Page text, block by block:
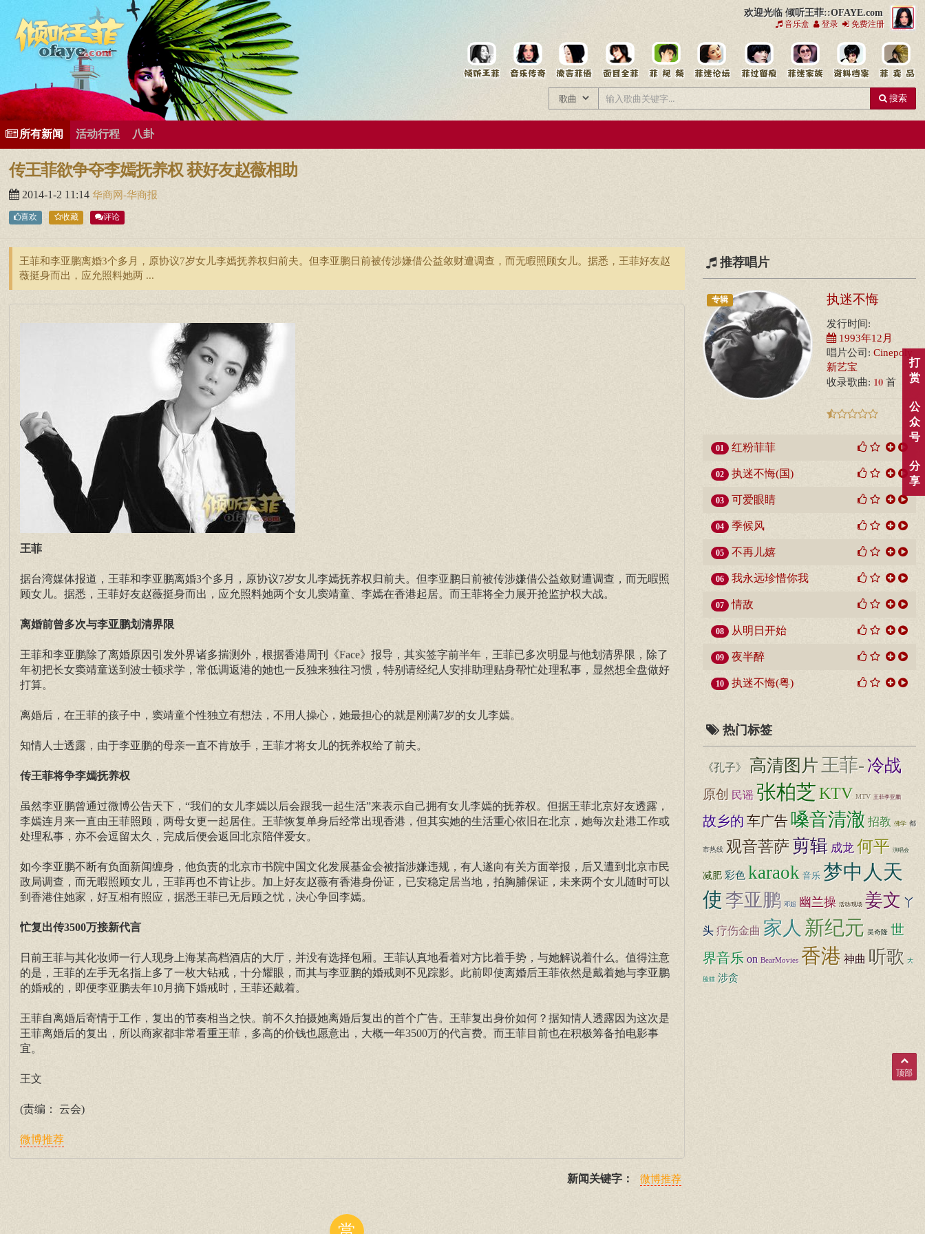
欢迎光临 倾听王菲::OFAYE.com
音乐盒 登录 免费注册
有歌曲专辑
王菲新闻王菲的精美图片王菲精彩视频王菲论坛给王菲留言用户中心王菲资料档案
搜索
所有新闻 活动行程 八卦
传王菲欲争夺李嫣抚养权 获好友赵薇相助
2014-1-2 11:14 华商网-华商报
喜欢 收藏 评论
王菲和李亚鹏离婚3个多月，原协议7岁女儿李嫣抚养权归前夫。但李亚鹏日前被传涉嫌借公益敛财遭调查，而无暇照顾女儿。据悉，王菲好友赵
薇挺身而出，应允照料她两 ...
王菲
据台湾媒体报道，王菲和李亚鹏离婚3个多月，原协议7岁女儿李嫣抚养权归前夫。但李亚鹏日前被传涉嫌借公益敛财遭调查，而无暇照
顾女儿。据悉，王菲好友赵薇挺身而出，应允照料她两个女儿窦靖童、李嫣在香港起居。而王菲将全力展开抢监护权大战。
离婚前曾多次与李亚鹏划清界限
王菲和李亚鹏除了离婚原因引发外界诸多揣测外，根据香港周刊《Face》报导，其实签字前半年，王菲已多次明显与他划清界限，除了
年初把长女窦靖童送到波士顿求学，常低调返港的她也一反独来独往习惯，特别请经纪人安排助理贴身帮忙处理私事，显然想全盘做好
打算。
离婚后，在王菲的孩子中，窦靖童个性独立有想法，不用人操心，她最担心的就是刚满7岁的女儿李嫣。
知情人士透露，由于李亚鹏的母亲一直不肯放手，王菲才将女儿的抚养权给了前夫。
传王菲将争李嫣抚养权
虽然李亚鹏曾通过微博公告天下，“我们的女儿李嫣以后会跟我一起生活”来表示自己拥有女儿李嫣的抚养权。但据王菲北京好友透露，
李嫣连月来一直由王菲照顾，两母女更一起居住。王菲恢复单身后经常出现香港，但其实她的生活重心依旧在北京，她每次赴港工作或
处理私事，亦不会逗留太久，完成后便会返回北京陪伴爱女。
如今李亚鹏不断有负面新闻缠身，他负责的北京市书院中国文化发展基金会被指涉嫌违规，有人遂向有关方面举报，后又遭到北京市民
政局调查，而无暇照顾女儿，王菲再也不肯让步。加上好友赵薇有香港身份证，已安稳定居当地，拍胸脯保证，未来两个女儿随时可以
到香港住她家，好互相有照应，据悉王菲已无后顾之忧，决心争回李嫣。
忙复出传3500万接新代言
日前王菲与其化妆师一行人现身上海某高档酒店的大厅，并没有选择包厢。王菲认真地看着对方比着手势，与她解说着什么。值得注意
的是，王菲的左手无名指上多了一枚大钻戒，十分耀眼，而其与李亚鹏的婚戒则不见踪影。此前即使离婚后王菲依然是戴着她与李亚鹏
的婚戒的，即便李亚鹏去年10月摘下婚戒时，王菲还戴着。
王菲自离婚后寄情于工作，复出的节奏相当之快。前不久拍摄她离婚后复出的首个广告。王菲复出身价如何？据知情人透露因为这次是
王菲离婚后的复出，所以商家都非常看重王菲，多高的价钱也愿意出，大概一年3500万的代言费。而王菲目前也在积极筹备拍电影事
宜。
王文
(责编： 云会)
微博推荐
新闻关键字： 微博推荐
推荐唱片
专辑 执迷不悔
发行时间:
1993年12月
唱片公司: Cinepoly
新艺宝
收录歌曲: 10 首
01 红粉菲菲
02 执迷不悔(国)
03 可爱眼睛
04 季候风
05 不再儿嬉
06 我永远珍惜你我
07 情敌
08 从明日开始
09 夜半醉
10 执迷不悔(粤)
热门标签
《孔子》 高清图片王菲-冷战
原创 民谣 张柏芝KTV MTV 王菲李亚鹏
故乡的 车广告 嗓音清澈 招教 佛学 都
市热线 观音菩萨 剪辑 成龙 何平 演唱会
减肥 彩色 karaok 音乐 梦中人天
使 李亚鹏 邓超 幽兰操 活动/现场 姜文 丫
头 疗伤金曲 家人 新纪元 吴奇隆 世
界音乐 on BearMovies 香港 神曲 听歌 大
脸猫 涉贪
打
赏
公
众
号
分
享
顶部